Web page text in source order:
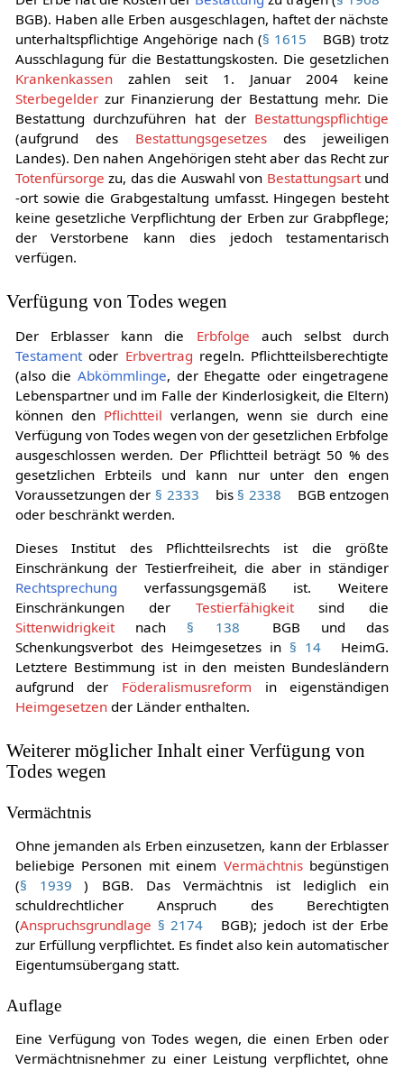
Der Erbe hat die Kosten derBestattungzu tragen ( § 1968
BGB). Haben alle Erben ausgeschlagen, haftet der nächste
unterhaltspflichtige Angehörige nach (§ 1615
BGB) trotz
Ausschlagung für die Bestattungskosten. Die gesetzlichen
Krankenkassenzahlen seit 1. Januar 2004 keine
Sterbegelderzur Finanzierung der Bestattung mehr. Die
Bestattung durchzuführen hat derBestattungspflichtige
(aufgrund desBestattungsgesetzesdes jeweiligen
Landes). Den nahen Angehörigen steht aber das Recht zur
Totenfürsorge zu, das die Auswahl vonBestattungsartund
-ort sowie die Grabgestaltung umfasst. Hingegen besteht
keine gesetzliche Verpflichtung der Erben zur Grabpflege;
der Verstorbene kann dies jedoch testamentarisch
Der Erblasser kann die Erbfolge auch selbst durch
TestamentoderErbvertragregeln. Pflichtteilsberechtigte
(also dieAbkömmlinge, der Ehegatte oder eingetragene
Lebenspartner und im Falle der Kinderlosigkeit, die Eltern)
können denPflichtteilverlangen, wenn sie durch eine
Verfügung von Todes wegen von der gesetzlichen Erbfolge
ausgeschlossen werden. Der Pflichtteil beträgt 50 % des
gesetzlichen Erbteils und kann nur unter den engen
Voraussetzungen der§ 2333
Dieses Institut des Pflichtteilsrechts ist die größte
Einschränkung der Testierfreiheit, die aber in ständiger
Rechtsprechungverfassungsgemäß ist. Weitere
Einschränkungen der
Testierfähigkeitsind die
Sittenwidrigkeitnach§ 138
BGB und das
Schenkungsverbot des Heimgesetzes in § 14
HeimG.
Letztere Bestimmung ist in den meisten Bundesländern
aufgrund derFöderalismusreform
Weiterer möglicher Inhalt einer Verfügung von
Ohne jemanden als Erben einzusetzen, kann der Erblasser
beliebige Personen mit einemVermächtnis begünstigen
(§ 1939
) BGB. Das Vermächtnis ist lediglich ein
schuldrechtlicher Anspruch des Berechtigten
(Anspruchsgrundlage § 2174
BGB); jedoch ist der Erbe
zur Erfüllung verpflichtet. Es findet also kein automatischer
Eine Verfügung von Todes wegen, die einen Erben oder